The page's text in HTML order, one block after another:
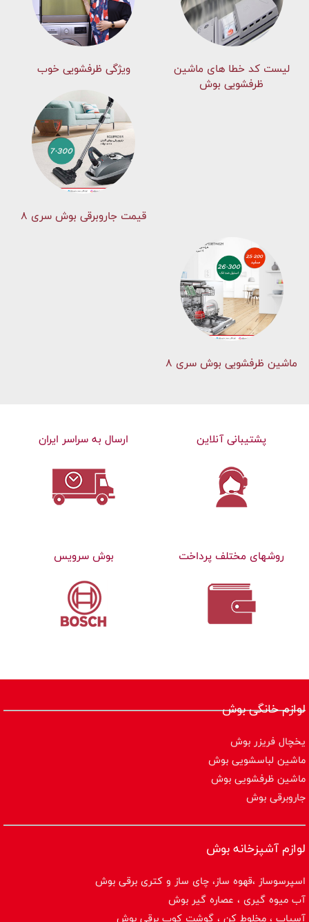
لیست کد خطا های ماشين
ظرفشویی بوش
ویژگی ظرفشویی خوب
قیمت جاروبرقی بوش سری ۸
ماشین ظرفشویی بوش سری 8
پشتیبانی آنلاین ارسال به سراسر ایران
روشهای مختلف پرداخت بوش سرویس
لوازم خانگی بوش
یخچال فریزر بوش
ماشین لباسشویی بوش
ماشین ظرفشویی بوش
جاروبرقی بوش
لوازم آشپزخانه بوش
اسپرسوساز ،قهوه ساز، چای ساز و کتری برقی بوش
آب میوه گیری ، عصاره گیر بوش
آسیاب ، مخلوط کن ، گوشت کوب برقی بوش